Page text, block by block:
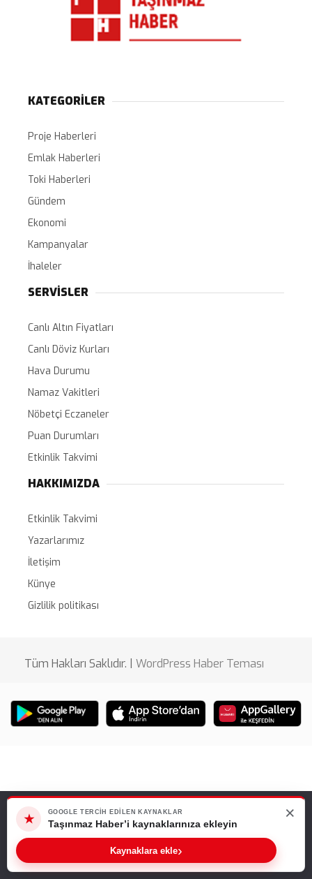
KATEGORİLER
Proje Haberleri
Emlak Haberleri
Toki Haberleri
Gündem
Ekonomi
Kampanyalar
İhaleler
SERVİSLER
Canlı Altın Fiyatları
Canlı Döviz Kurları
Hava Durumu
Namaz Vakitleri
Nöbetçi Eczaneler
Puan Durumları
Etkinlik Takvimi
HAKKIMIZDA
Etkinlik Takvimi
Yazarlarımız
İletişim
Künye
Gizlilik politikası
Tüm Hakları Saklıdır. | WordPress Haber Teması
Web sitemizde size en iyi deneyimi sunabilmemiz için çerezleri
kullanıyoruz. Bu siteyi kullanmaya devam ederseniz, bunu kabul
ettiğinizi varsayarız.
Tamam
★
GOOGLE TERCIH EDILEN KAYNAKLAR
Taşınmaz Haber’i kaynaklarınıza ekleyin
Kaynaklara ekle›
×